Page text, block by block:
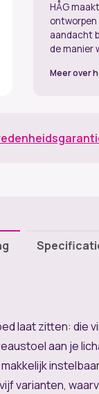
HÅG
aandacht
de manier
Meer over
laat zitten: die
aan je
varianten,